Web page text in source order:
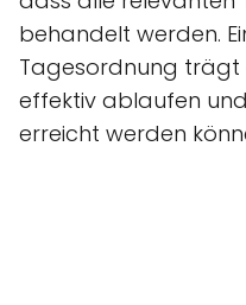
behandelt werden.
Tagesordnung trägt
effektiv ablaufen
erreicht werden